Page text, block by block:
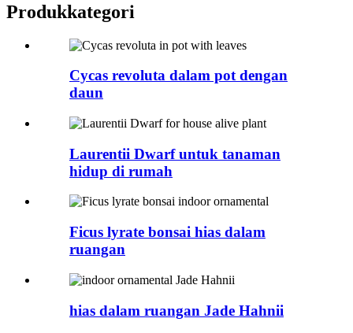
Produkkategori
Cycas revoluta dalam pot dengan
daun
Laurentii Dwarf untuk tanaman
hidup di rumah
Ficus lyrate bonsai hias dalam
ruangan
hias dalam ruangan Jade Hahnii